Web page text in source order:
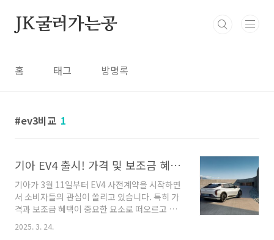
JK굴러가는공
홈 태그 방명록
ev3비교 1
기아 EV4 출시! 가격 및 보조금 혜택 분석
기아가 3월 11일부터 EV4 사전계약을 시작하면
서 소비자들의 관심이 쏠리고 있습니다. 특히 가
격과 보조금 혜택이 중요한 요소로 떠오르고 있
는데요. EV3보다 높은 가격이지만, 보조금 적용
시 3000만 원대에 구매가 가능하다고 합니다.🔹
2025. 3. 24.